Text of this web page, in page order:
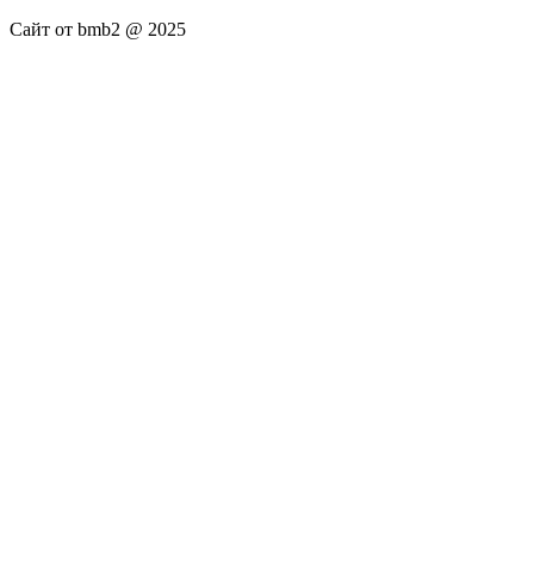
Сайт от bmb2 @ 2025